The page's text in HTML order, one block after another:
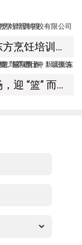
新疆新东方烹饪培训学校有限公司教学管理制度
热血赛场，迎 “篮” 而上｜新疆新东方烹饪学校篮球赛进行中！以技筑梦，乐享青春